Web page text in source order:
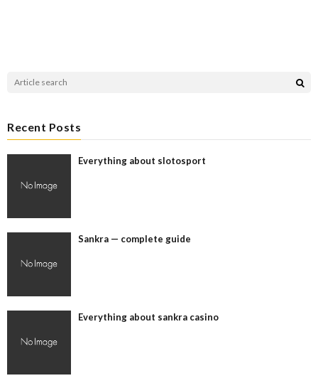
Recent Posts
Everything about slotosport
Sankra — complete guide
Everything about sankra casino